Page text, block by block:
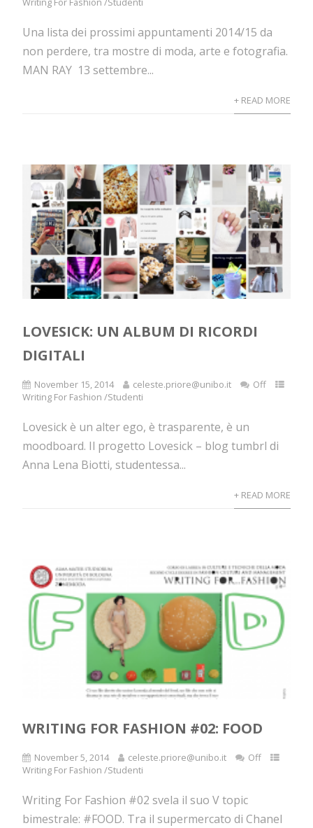
Una lista dei prossimi appuntamenti 2014/15 da
non perdere, tra mostre di moda, arte e fotografia.
MAN RAY 13 settembre...
+ READ MORE
LOVESICK: UN ALBUM DI RICORDI
DIGITALI
November 15, 2014 celeste.priore@unibo.it
Off
Writing For Fashion /Studenti
Lovesick è un alter ego, è trasparente, è un
moodboard. Il progetto Lovesick – blog tumbrl di
Anna Lena Biotti, studentessa...
+ READ MORE
WRITING FOR FASHION #02: FOOD
November 5, 2014 celeste.priore@unibo.it
Off
Writing For Fashion /Studenti
Writing For Fashion #02 svela il suo V topic
bimestrale: #FOOD. Tra il supermercato di Chanel